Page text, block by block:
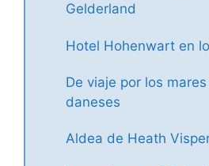
Gelderland
Hotel Hohenwart en
De viaje por los
daneses
Aldea de Heath